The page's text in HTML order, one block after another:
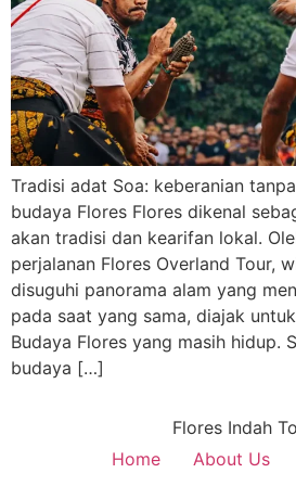
Tradisi adat Soa: keberanian
budaya Flores Flores dikenal
akan tradisi dan kearifan lokal.
perjalanan Flores Overland Tour,
disuguhi panorama alam yang
pada saat yang sama, diajak
Budaya Flores yang masih hidup.
budaya […]
Flores Indah
Home
About Us